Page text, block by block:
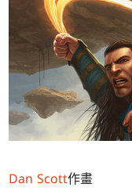
Dan Scott作畫